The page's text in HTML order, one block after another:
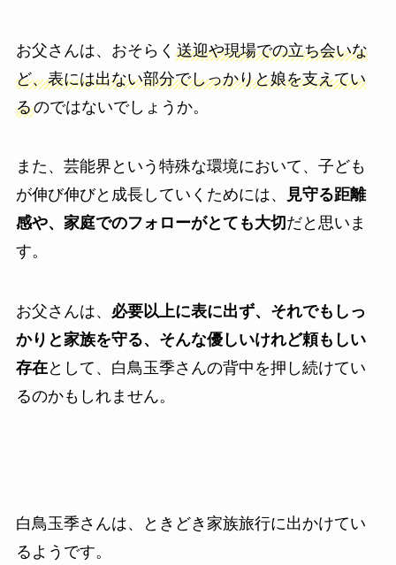
お父さんは、おそらく 送迎や現場での立ち会いな
ど、表には出ない部分でしっかりと娘を支えてい
るのではないでしょうか。
また、芸能界という特殊な環境において、子ども
が伸び伸びと成長していくためには、
見守る距離
感や、家庭でのフォローがとても大切 だと思いま
す。
お父さんは、 必要以上に表に出ず、それでもしっ
かりと家族を守る、そんな優しいけれど頼もしい
存在として、白鳥玉季さんの背中を押し続けてい
るのかもしれません。
白鳥玉季さんは、ときどき家族旅行に出かけてい
るようです。